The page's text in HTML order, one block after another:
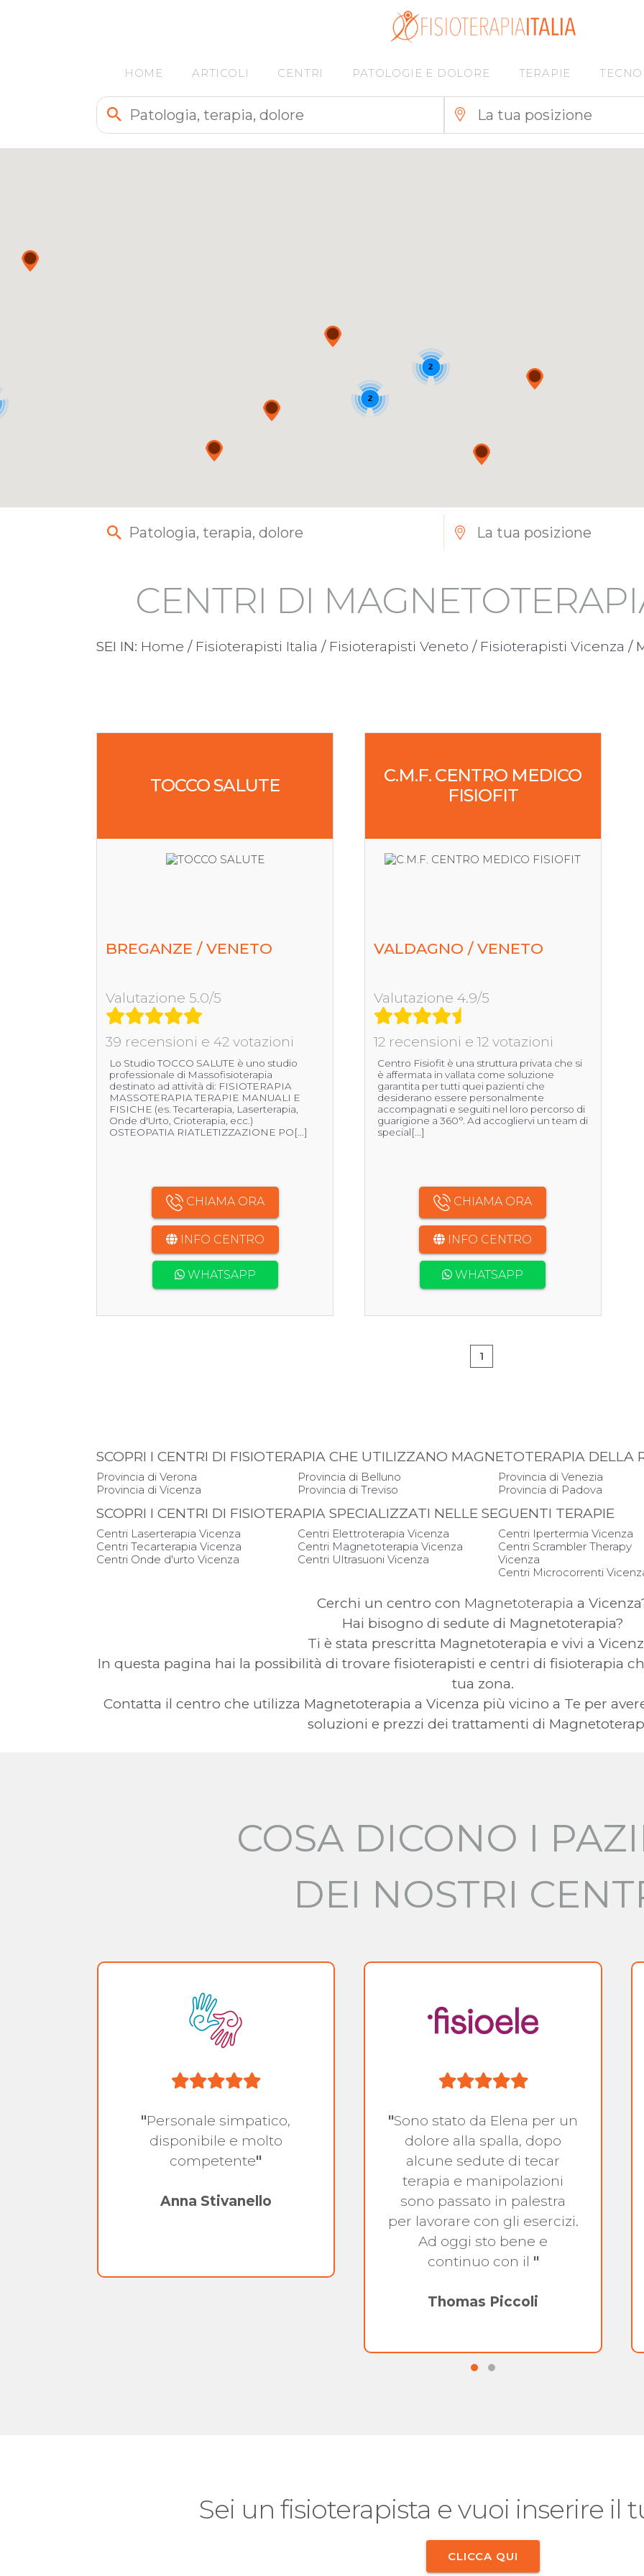
HOME ARTICOLI CENTRI PATOLOGIE E DOLORE TERAPIE
2
2
CENTRI DI
SEI IN: Home / Fisioterapisti Italia / Fisioterapisti Veneto / Fisioterapisti Vicenza /
TOCCO SALUTE
BREGANZE / VENETO
Valutazione 5.0/5
39 recensioni e 42 votazioni
Lo Studio TOCCO SALUTE è uno studio
professionale di Massofisioterapia
destinato ad attività di: FISIOTERAPIA
MASSOTERAPIA TERAPIE MANUALI E
FISICHE (es. Tecarterapia, Laserterapia,
Onde d'Urto, Crioterapia, ecc.)
OSTEOPATIA RIATLETIZZAZIONE PO[...]
CHIAMA ORA
INFO CENTRO
WHATSAPP
C.M.F. CENTRO MEDICO
FISIOFIT
VALDAGNO / VENETO
Valutazione 4.9/5
12 recensioni e 12 votazioni
Centro Fisiofit è una struttura privata che si
è affermata in vallata come soluzione
garantita per tutti quei pazienti che
desiderano essere personalmente
accompagnati e seguiti nel loro percorso di
guarigione a 360°. Ad accogliervi un team di
special[...]
CHIAMA ORA
INFO CENTRO
WHATSAPP
1
SCOPRI I CENTRI DI FISIOTERAPIA CHE UTILIZZANO MAGNETOTERAPIA DELLA
Provincia di Verona
Provincia di Vicenza
Provincia di Belluno
Provincia di Treviso
Provincia di Venezia
Provincia di Padova
SCOPRI I CENTRI DI FISIOTERAPIA SPECIALIZZATI NELLE SEGUENTI TERAPIE
Centri Laserterapia Vicenza
Centri Tecarterapia Vicenza
Centri Onde d'urto Vicenza
Centri Elettroterapia Vicenza
Centri Magnetoterapia Vicenza
Centri Ultrasuoni Vicenza
Centri Ipertermia Vicenza
Centri Scrambler Therapy
Vicenza
Centri Microcorrenti
Cerchi un centro con Magnetoterapia a
Hai bisogno di sedute di Magnetoterapia?
Ti è stata prescritta Magnetoterapia e vivi a
In questa pagina hai la possibilità di trovare fisioterapisti e centri di fisioterapia
tua zona.
Contatta il centro che utilizza Magnetoterapia a Vicenza più vicino a Te per
soluzioni e prezzi dei trattamenti di
COSA DICONO I
DEI NOSTRI
"Personale simpatico,
disponibile e molto
competente"
Anna Stivanello
"Sono stato da Elena per un
dolore alla spalla, dopo
alcune sedute di tecar
terapia e manipolazioni
sono passato in palestra
per lavorare con gli esercizi.
Ad oggi sto bene e
continuo con il "
Thomas Piccoli
Sei un fisioterapista e vuoi inserire il
CLICCA QUI